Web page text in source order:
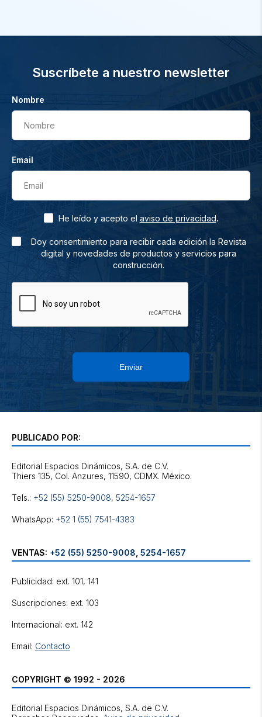
Suscríbete a nuestro newsletter
Nombre
Nombre
Email
Email
He leído y acepto el aviso de privacidad.
Doy consentimiento para recibir cada edición la Revista
digital y novedades de productos y servicios para
construcción.
Enviar
PUBLICADO POR:
Editorial Espacios Dinámicos, S.A. de C.V.
Tels.: +52 (55) 5250-9008, 5254-1657
WhatsApp: +52 1 (55) 7541-4383
VENTAS: +52 (55) 5250-9008 5254-1657
Publicidad: ext. 101, 141
Suscripciones: ext. 103
Internacional: ext. 142
Email: Contacto
COPYRIGHT © 1992 - 2026
Editorial Espacios Dinámicos, S.A. de C.V.